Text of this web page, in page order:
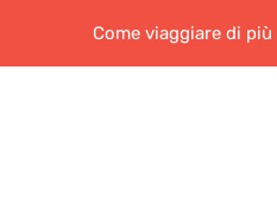
Come viaggiare di